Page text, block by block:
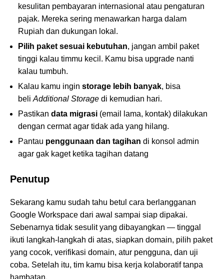
kesulitan pembayaran internasional atau pengaturan
pajak. Mereka sering menawarkan harga dalam
Rupiah dan dukungan lokal.
Pilih paket sesuai kebutuhan, jangan ambil paket
tinggi kalau timmu kecil. Kamu bisa upgrade nanti
kalau tumbuh.
Kalau kamu ingin storage lebih banyak, bisa
beli Additional Storage di kemudian hari.
Pastikan data migrasi (email lama, kontak) dilakukan
dengan cermat agar tidak ada yang hilang.
Pantau penggunaan dan tagihan di konsol admin
agar gak kaget ketika tagihan datang
Penutup
Sekarang kamu sudah tahu betul cara berlangganan
Google Workspace dari awal sampai siap dipakai.
Sebenarnya tidak sesulit yang dibayangkan — tinggal
ikuti langkah-langkah di atas, siapkan domain, pilih paket
yang cocok, verifikasi domain, atur pengguna, dan uji
coba. Setelah itu, tim kamu bisa kerja kolaboratif tanpa
hambatan.